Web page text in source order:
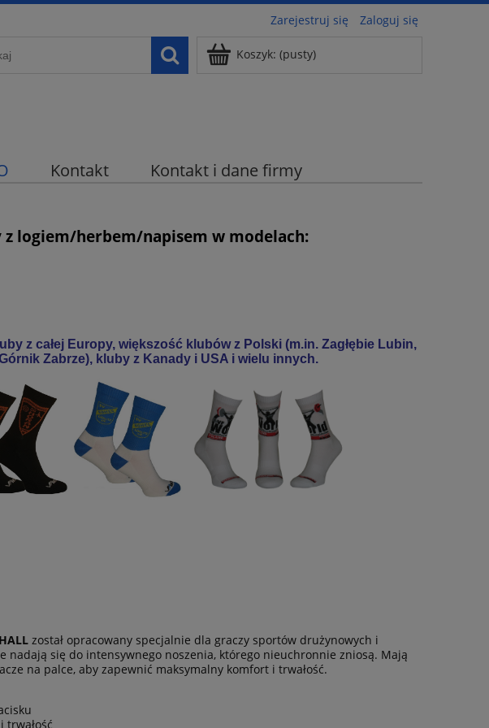
Zarejestruj się Zaloguj się
Koszyk: (pusty)
Kontakt Kontakt i dane firmy
logiem/herbem/napisem w modelach:
z całej Europy, większość klubów z Polski (m.in. Zagłębie Lubin,
Zabrze), kluby z Kanady i USA i wielu innych.
został opracowany specjalnie dla graczy sportów drużynowych i
nadają się do intensywnego noszenia, którego nieuchronnie zniosą. Mają
na palce, aby zapewnić maksymalny komfort i trwałość.
trwałość